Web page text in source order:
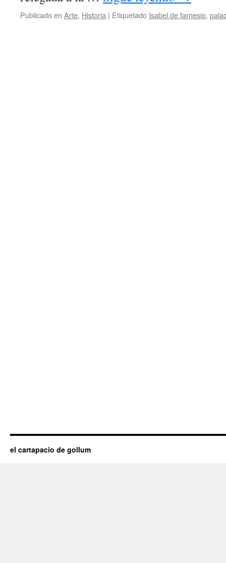
Publicado en Arte, Historia | Etiquetado Isabel de farnesio,
el cartapacio de gollum